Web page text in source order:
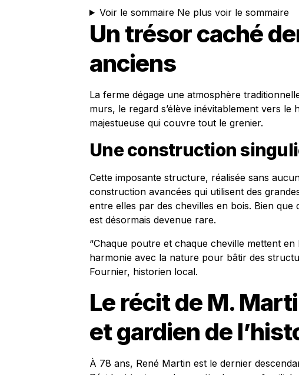
Voir le sommaire Ne plus voir le sommaire
Un trésor caché
anciens
La ferme dégage une atmosphère
murs, le regard s’élève inévitablement vers
majestueuse qui couvre tout le grenier.
Une construction
Cette imposante structure, réalisée sans
construction avancées qui utilisent des
entre elles par des chevilles en bois. Bien
est désormais devenue rare.
“Chaque poutre et chaque cheville mettent en
harmonie avec la nature pour bâtir des
Fournier, historien local.
Le récit de M.
et gardien de
À 78 ans, René Martin est le dernier